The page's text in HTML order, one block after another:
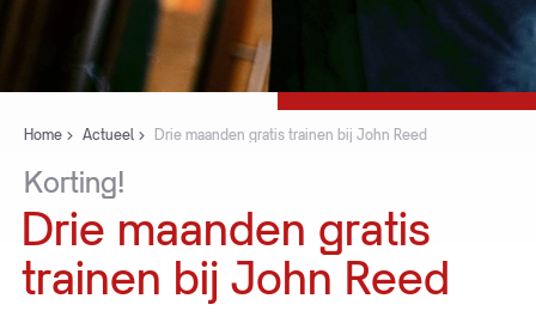
Home Actueel Drie maanden gratis trainen bij John Reed
Korting!
Drie maanden gratis
trainen bij John Reed